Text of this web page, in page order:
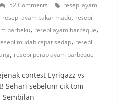
52 Comments
resepi ayam
resepi ayam bakar madu, resepi
barbeku, resepi ayam barbeque,
mudah cepat sedap, resepi
, resepi perap ayam barbeque
contest Eyriqazz vs
Sehari sebelum cik tom
Sembilan